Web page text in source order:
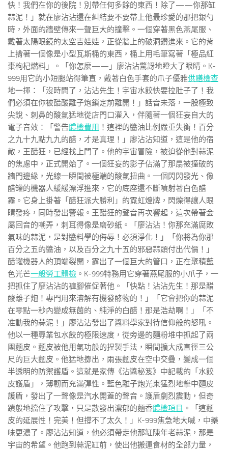
快！我們在你的後院！別帶任何多餘的東西！除了——你那缸
蒜泥！」就在廖沾沾還在糾結要不要帶上他最珍愛的那把銀勺
時，外面的牆壁傳來一聲巨大的撞擊。一個穿著黑色燕尾服、
戴著太陽眼鏡的太空吉娃娃，正從牆上的破洞鑽進來。它的背
上揹著一個像是小型瓦斯桶的東西，桶上用毛筆寫著「極品紅
棗枸杞燃料」。「你怎麼——」廖沾沾驚訝地瞪大了眼睛。K-
999用它的小短腿站得筆直，戴著白色手套的爪子優雅供膳檢查
地一揮：「沒時間了，沾沾先生！宇宙水餃快要拉肚子了！我
們必須在你被醋酸離子炮鎖定前離開！」話音未落，一股極致
尖銳、刺鼻的酸氣猛地從店門口灌入，伴隨著一個狂妄自大的
電子音效：「警告體檢費用 ！這裡的醬油比例嚴重失衡！百分
之九十九點九九的醋，才是真理！」廖沾沾知道，這是他的宿
敵，王醋狂，已經找上門了。他的宇宙冒險，被迫從他對蒜泥
的焦慮中，正式開始了。一個狂妄的影子佔滿了那扇被撞破的
牆門邊緣，光線一瞬間被極端的酸氣扭曲。一個閃閃發光、像
醋罐的機器人緩緩漂浮進來，它的底座還不斷噴射著白色醋
霧。它身上掛著「醋狂派大勝利」的霓虹燈牌，閃爍得讓人眼
睛發疼，同時發出警報。王醋狂的聲音再次響起，這次帶著金
屬回音的嘲弄，刺耳得像是磨砂紙。「廖沾沾！你那充滿腐敗
氣味的蒜泥，是對醬料學的侮辱！必須淨化！」「你將為你那
百分之五的醬油，以及百分之九十五的邪惡蒜頭付出代價！」
醋罐機器人的頂端裂開，露出了一個巨大的管口，正在聚積藍
色光芒一般勞工體檢 。K-999特務用它穿著燕尾服的小爪子，一
把抓住了廖沾沾的褲腳催促著他。「快點！沾沾先生！那是醋
酸離子炮！專門用來溶解有機發酵物的！」「它會把你的蒜泥
在零點一秒內變成無菌的、純淨的白醋！那是浩劫啊！」「不
准動我的蒜泥！」廖沾沾發出了醬料學家對待信仰般的怒吼。
他以一種專業包水餃的極限速度，從旁邊的麵粉堆中抓起了兩
團麵皮。麵皮被他用氣功般的捏製手法，瞬間擴大成直徑三公
尺的巨大麵皮。他猛地擲出，兩張麵皮在空中交疊，變成一個
半透明的防禦護盾。這就是家傳《沾醬秘笈》中記載的「水餃
皮護盾」，薄韌而充滿彈性。藍色離子炮光束猛烈地擊中麵皮
護盾，發出了一聲像是汽水開蓋的聲音。護盾劇烈震動，但奇
蹟般地擋住了攻擊，只是散發出濃郁的麵香體檢項目 。「這麵
皮的延展性！完美！但撐不了太久！」K-999焦急地大喊，中藥
味更濃了。廖沾沾知道，他必須帶走他那缸陳年老蒜泥，那是
宇宙的希望。他跑到蒜泥缸前，使出他搬運食材的全部力量，